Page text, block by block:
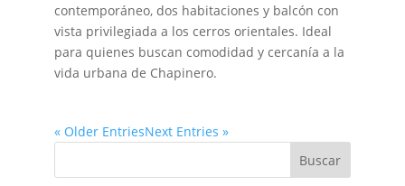
contemporáneo, dos habitaciones y balcón con
vista privilegiada a los cerros orientales. Ideal
para quienes buscan comodidad y cercanía a la
vida urbana de Chapinero.
« Older EntriesNext Entries »